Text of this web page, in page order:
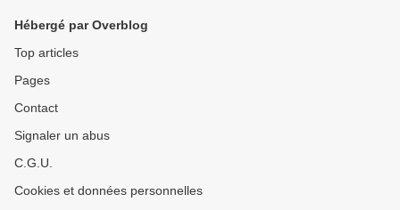
Hébergé par Overblog
Top articles
Pages
Contact
Signaler un abus
C.G.U.
Cookies et données personnelles